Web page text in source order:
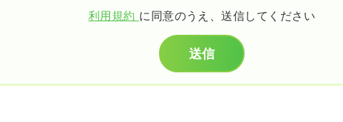
利用規約 に同意のうえ、送信してください
送信